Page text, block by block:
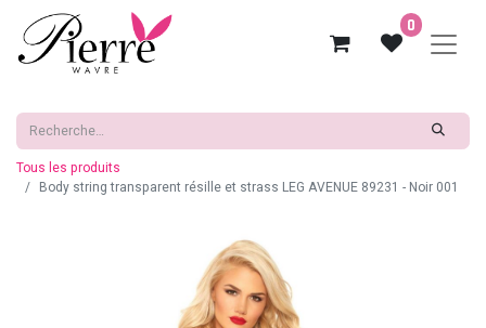
0
Tous les produits
Body string transparent résille et strass LEG AVENUE 89231 - Noir 001